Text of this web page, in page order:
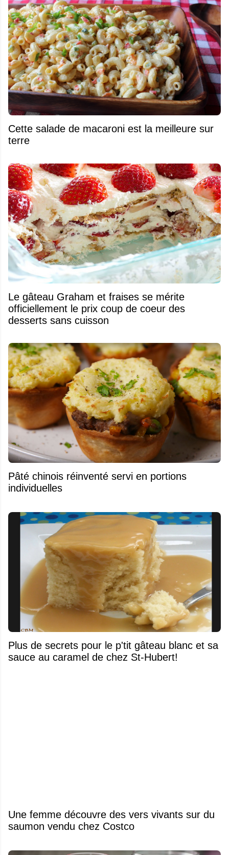
Cette salade de macaroni est la meilleure sur
terre
Le gâteau Graham et fraises se mérite
officiellement le prix coup de coeur des
desserts sans cuisson
Pâté chinois réinventé servi en portions
individuelles
Plus de secrets pour le p'tit gâteau blanc et sa
sauce au caramel de chez St-Hubert!
Une femme découvre des vers vivants sur du
saumon vendu chez Costco